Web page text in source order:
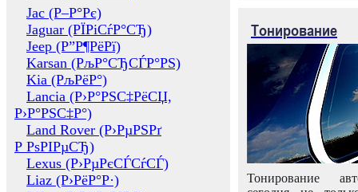
Jac (Р–Р°Рє)
Jaguar (РЇРіСѓР°СЂ)
Jeep (Р”Р¶РёРї)
Karsan (РљР°СЂСЃР°РЅ)
Kia (РљРёР°)
Lancia (Р›Р°РЅС‡РёСЏ,
Р›Р°РЅС‡Р°)
Land Rover (Р›РµРЅРґ
Р РѕРІРµСЂ)
Lexus (Р›РµРєСЃСѓСЃ)
Liaz (Р›РёР°Р·)
Тонирование
Тонирование